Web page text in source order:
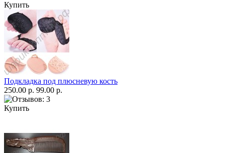
Купить
Подкладка под плюсневую кость
250.00 р. 99.00 р.
Купить